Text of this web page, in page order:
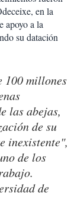
en la
apoyo a la
su datación
100 millones
las abejas,
de su
inexistente",
de los
de